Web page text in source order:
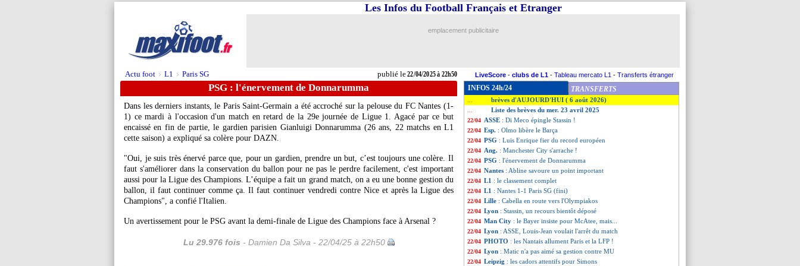
Actu foot > L1 > Paris SG publié le22/04/2025 à 22h50
Les Infos du Football Français et Etranger
emplacement publicitaire
LiveScore - clubs de L1 - Tableau mercato L1 - Transferts étranger
PSG : l'énervement de Donnarumma
Dans les derniers instants, le Paris Saint-Germain a été accroché sur la pelouse du FC Nantes (1-
1) ce mardi à l'occasion d'un match en retard de la 29e journée de Ligue 1. Agacé par ce but
encaissé en fin de partie, le gardien parisien GianluigiDonnarumma (26 ans, 22 matchs en L1
cette saison) a expliqué sa colère pour DAZN.
"Oui, je suis très énervé parce que, pour un gardien, prendre un but, c’est toujours une colère. Il
faut s'améliorer dans la conservation du ballon pour ne pas le perdre facilement, c'est important
aussi pour la Ligue des Champions. L’équipe a fait un grand match, on a eu une bonne gestion du
ballon, il faut continuer comme ça. Il faut continuer vendredi contre Nice et après la Ligue des
Champions", a confié l'Italien.
Un avertissement pour le PSG avant la demi-finale de Ligue des Champions face à Arsenal ?
Lu 29.976 fois - Damien Da Silva - 22/04/25 à 22h50
INFOS 24h/24 TRANSFERTS
brèves d'AUJOURD'HUI ( 6 août 2026)
Liste des brèves du mer. 23 avril 2025
22/04 ASSE : Di Meco épingle Stassin !
22/04 Esp. : Olmo libère le Barça
22/04 PSG : Luis Enrique fier du record européen
22/04 Ang. : Manchester City s'arrache !
22/04 PSG : l'énervement de Donnarumma
22/04 Nantes : Abline savoure un point important
22/04 L1 : le classement complet
22/04 L1 : Nantes 1-1 Paris SG (fini)
22/04 Lille : Cabella en route vers l'Olympiakos
22/04 Lyon : Stassin, un recours bientôt déposé
22/04 Man City : le Bayer insiste pour McAtee, mais...
22/04 Lyon : ASSE, Louis-Jean voulait l'arrêt du match
22/04 PHOTO : les Nantais allument Paris et la LFP !
22/04 Lyon : Matic n'a pas aimé sa gestion contre MU
22/04 Leipzig : les cadors attentifs pour Simons